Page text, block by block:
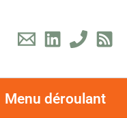
Menu déroulant